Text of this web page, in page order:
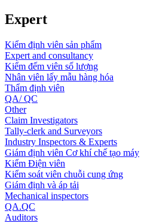
Expert
Kiểm định viên sản phẩm
Expert and consultancy
Kiểm đếm viên số lượng
Nhân viên lấy mẫu hàng hóa
Thẩm định viên
QA/ QC
Other
Claim Investigators
Tally-clerk and Surveyors
Industry Inspectors & Experts
Giám định viên Cơ khí chế tạo máy
Kiểm Điện viên
Kiểm soát viên chuỗi cung ứng
Giám định và áp tải
Mechanical inspectors
QA.QC
Auditors